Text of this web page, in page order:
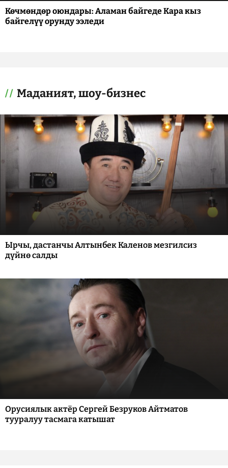
Көчмөндөр оюндары: Аламан байгеде Кара кыз
байгелүү орунду ээледи
Маданият, шоу-бизнес
Ырчы, дастанчы Алтынбек Каленов мезгилсиз
дүйнө салды
Орусиялык актёр Сергей Безруков Айтматов
тууралуу тасмага катышат